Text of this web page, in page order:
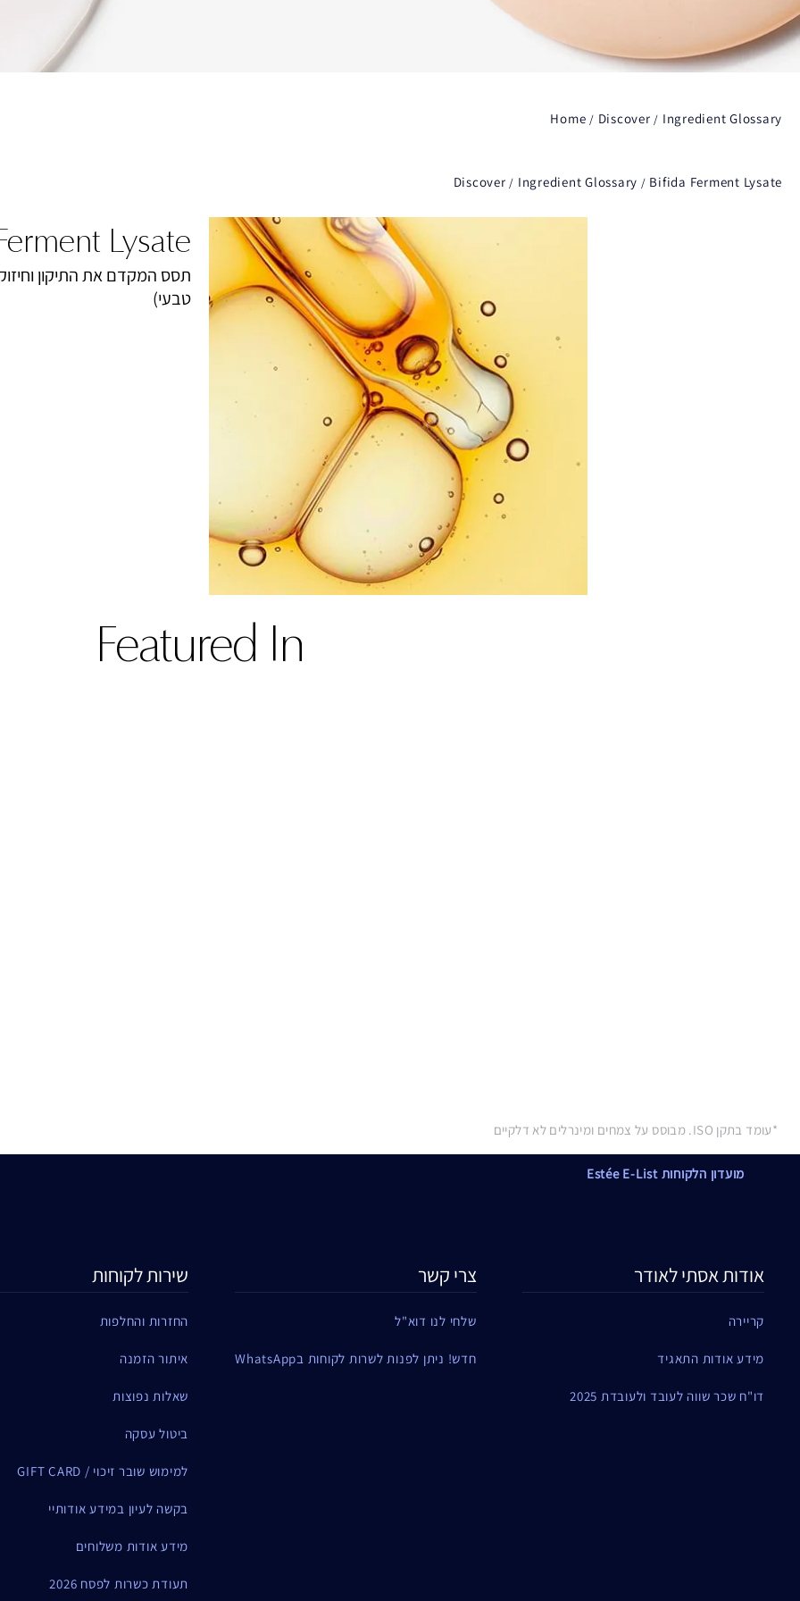
Home Discover Ingredient Glossary
Discover Ingredient Glossary Bifida Ferment Lysate
Lysate
תסס המקדם את התיקון
טבעי)
Featured In
*עומד בתקן ISO. מבוסס על צמחים ומינרלים לא דלקיים
מועדון הלקוחות Estée E-List
אודות אסתי לאודר
קריירה
מידע אודות התאגיד
דו"ח שכר שווה לעובד ולעובדת 2025
צרי קשר
שלחי לנו דוא"ל
חדש! ניתן לפנות לשרות לקוחות בWhatsApp
שירות לקוחות
החזרות והחלפות
איתור הזמנה
שאלות נפוצות
ביטול עסקה
למימוש שובר זיכוי / GIFT CARD
בקשה לעיון במידע אודותיי
מידע אודות משלוחים
תעודת כשרות לפסח 2026